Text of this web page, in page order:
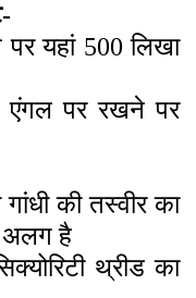
यहां 500 लिखा
पर रखने पर
की तस्वीर का
अलग है
थ्रीड का